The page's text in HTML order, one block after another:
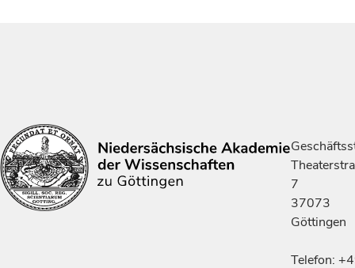
7
37073
Göttingen
Telefon: